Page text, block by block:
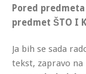
Pored
predmet ŠTO I
Ja bih se sada
tekst, zapravo na